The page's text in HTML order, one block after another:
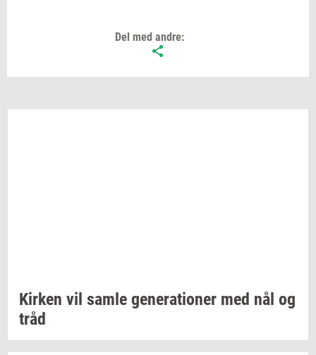
Del med andre:
Kir­ken vil samle ge­ne­ra­tio­ner med nål og
tråd